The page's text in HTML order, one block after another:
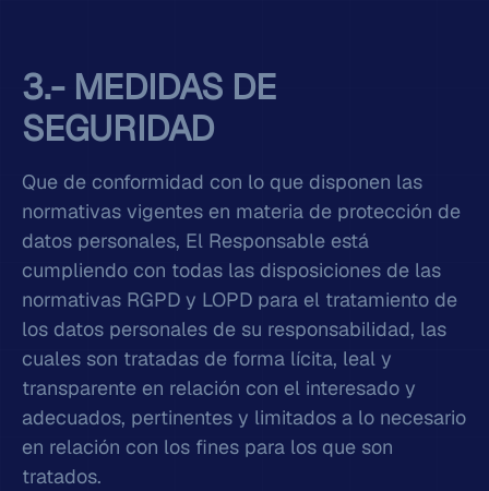
3.- MEDIDAS DE
SEGURIDAD
Que de conformidad con lo que disponen las
normativas vigentes en materia de protección de
datos personales, El Responsable está
cumpliendo con todas las disposiciones de las
normativas RGPD y LOPD para el tratamiento de
los datos personales de su responsabilidad, las
cuales son tratadas de forma lícita, leal y
transparente en relación con el interesado y
adecuados, pertinentes y limitados a lo necesario
en relación con los fines para los que son
tratados.